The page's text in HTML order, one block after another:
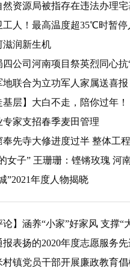
然资源局被指存在违法办理
工人！最高温度超35℃时暂停
滋润新生机
四公司河南项目祭英烈同心抗
地联合为立功军人家属送喜报
基层】大白不走，陪你过年！
专家支招春季麦田管理
奉先寺大修进度过半 整体工
女子” 王珊珊：铿锵玫瑰 河
”2021年度人物揭晓
论】涵养“小家”好家风 支撑“
报表扬的2020年度志愿服务
村镇党员干部开展廉政教育